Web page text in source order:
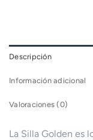
Descripción
Información adicional
Valoraciones (0)
La Silla Golden es